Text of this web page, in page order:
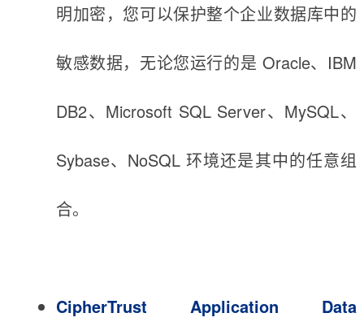
明加密，您可以保护整个企业数据库中的
敏感数据，无论您运行的是 Oracle、IBM
DB2、Microsoft SQL Server、MySQL、
Sybase、NoSQL 环境还是其中的任意组
合。
CipherTrust Application Data